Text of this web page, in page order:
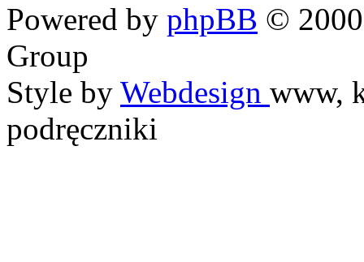
Powered by phpBB ©
Group
Style by Webdesign www,
podręczniki